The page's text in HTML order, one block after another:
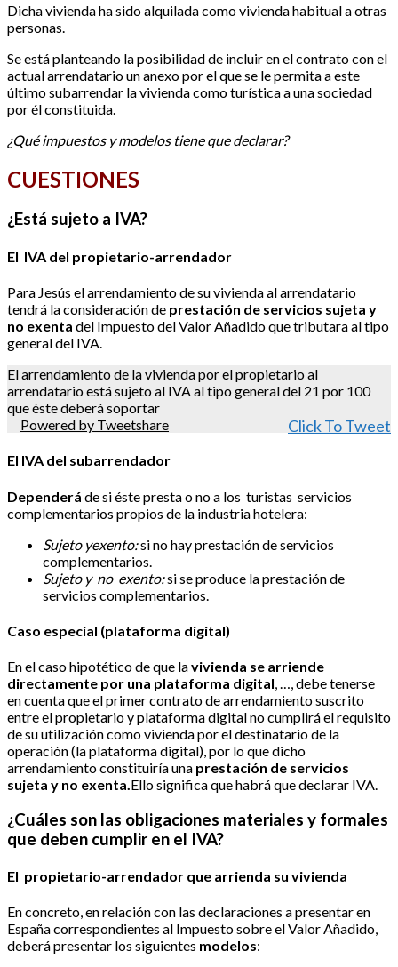
Dicha vivienda ha sido alquilada como vivienda habitual a otras
personas.
Se está planteando la posibilidad de incluir en el contrato con el
actual arrendatario un anexo por el que se le permita a este
último subarrendar la vivienda como turística a una sociedad
por él constituida.
¿Qué impuestos y modelos tiene que declarar?
CUESTIONES
¿Está sujeto a IVA?
El IVA del propietario-arrendador
Para Jesús el arrendamiento de su vivienda al arrendatario
tendrá la consideración de prestación de servicios sujeta y
no exenta del Impuesto del Valor Añadido que tributara al tipo
general del IVA.
El arrendamiento de la vivienda por el propietario al
arrendatario está sujeto al IVA al tipo general del 21 por 100
que éste deberá soportar
Powered by Tweetshare
Click To Tweet
El IVA del subarrendador
Dependerá de si éste presta o no a los turistas servicios
complementarios propios de la industria hotelera:
Sujeto yexento:si no hay prestación de servicios
complementarios.
Sujeto y no exento:si se produce la prestación de
servicios complementarios.
Caso especial (plataforma digital)
En el caso hipotético de que lavivienda se arriende
directamente por una plataforma digital, …, debe tenerse
en cuenta que el primer contrato de arrendamiento suscrito
entre el propietario y plataforma digital no cumplirá el requisito
de su utilización como vivienda por el destinatario de la
operación (la plataforma digital), por lo que dicho
arrendamiento constituiría una prestación de servicios
sujeta y no exenta.Ello significa que habrá que declarar IVA.
¿Cuáles son las obligaciones materiales y formales
que deben cumplir en el IVA?
El propietario-arrendador que arrienda su vivienda
En concreto, en relación con las declaraciones a presentar en
España correspondientes al Impuesto sobre el Valor Añadido,
deberá presentar los siguientes modelos: